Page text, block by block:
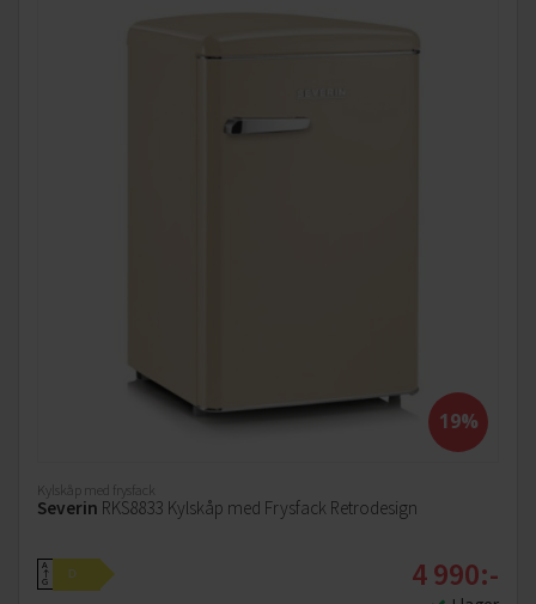
19%
Kylskåp med frysfack
Severin RKS8833 Kylskåp med Frysfack Retrodesign
A
↑
G
D 4 990:-